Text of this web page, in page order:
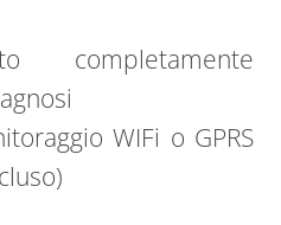
completamente
WIFi o GPRS